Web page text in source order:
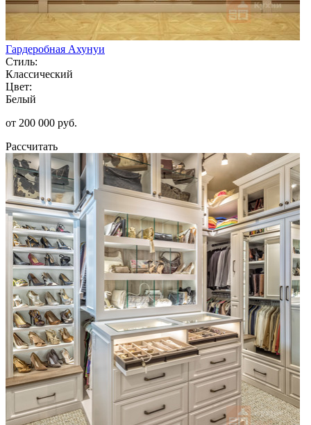
Гардеробная Ахунуи
Стиль:
Классический
Цвет:
Белый
от 200 000 руб.
Рассчитать